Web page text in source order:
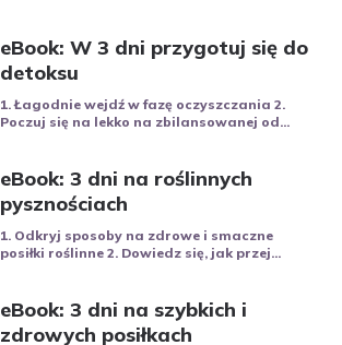
eBook: W 3 dni przygotuj się do
detoksu
1. Łagodnie wejdź w fazę oczyszczania 2.
Poczuj się na lekko na zbilansowanej od...
eBook: 3 dni na roślinnych
pysznościach
1. Odkryj sposoby na zdrowe i smaczne
posiłki roślinne 2. Dowiedz się, jak przej...
eBook: 3 dni na szybkich i
zdrowych posiłkach